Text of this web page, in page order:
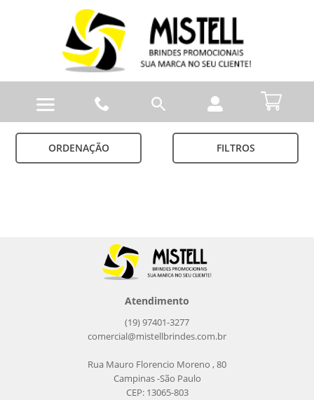
ORDENAÇÃO FILTROS
Atendimento
(19) 97401-3277
comercial@mistellbrindes.com.br
Rua Mauro Florencio Moreno , 80
Campinas -São Paulo
CEP: 13065-803